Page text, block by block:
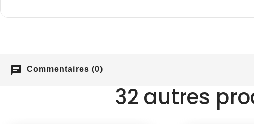
chat Commentaires (0)
32 autres